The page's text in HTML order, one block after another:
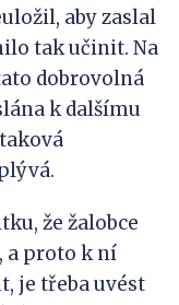
aby zaslal
tak učinit. Na
dobrovolná
k dalšímu
že žalobce
a proto k ní
je třeba uvést